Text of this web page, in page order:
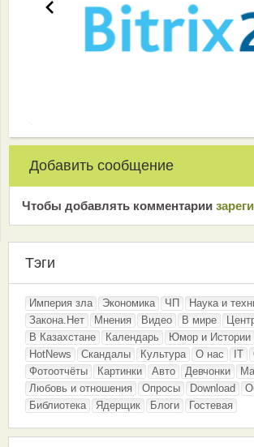
Добавить сообщение
Чтобы добавлять комментарии
Тэги
Империя зла Экономика ЧП Наука и
Закона.Нет
Мнения Видео В мире
В Казахстане
Календарь Юмор и Истории
HotNews
Скандалы Культура О нас IT
Фотоотчёты
Картинки Авто Девчонки
Любовь и отношения
Опросы Download
Библиотека
Ядерщик Блоги Гостевая